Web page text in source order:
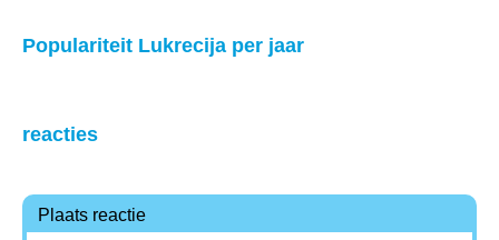
Populariteit Lukrecija per jaar
reacties
Plaats reactie